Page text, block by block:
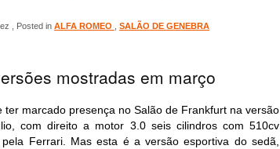
, Posted in ALFA ROMEO SALÃO DE GENEBRA
mostradas em março
ter marcado presença no Salão de Frankfurt na versão
com direito a motor 3.0 seis cilindros com 510cv
pela Ferrari. Mas esta é a versão esportiva do sedã,